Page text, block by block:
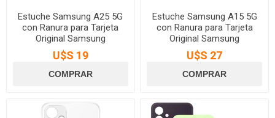
Estuche Samsung A25 5G
con Ranura para Tarjeta
Original Samsung
U$S 19
Estuche Samsung A15 5G
con Ranura para Tarjeta
Original Samsung
U$S 27